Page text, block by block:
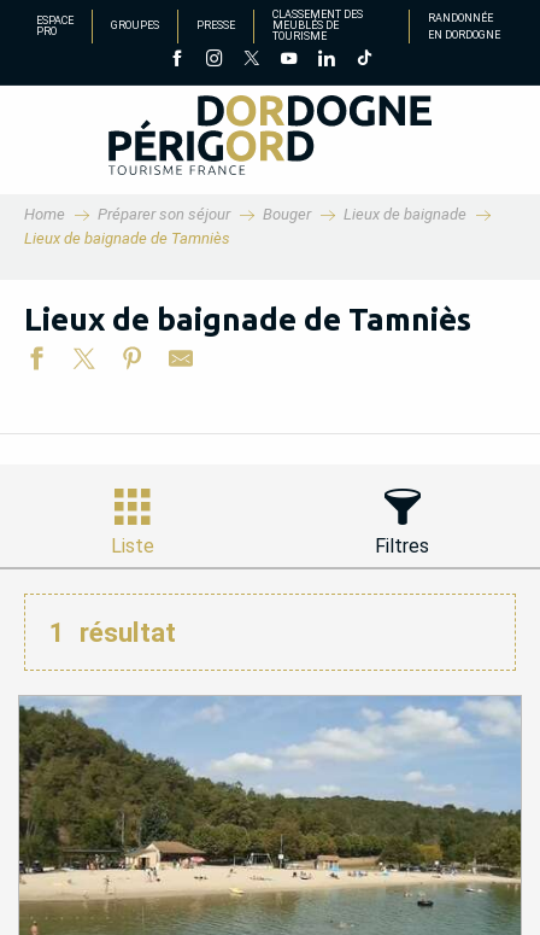
AllerESPACE
PRO
GROUPES PRESSE
CLASSEMENT DES
MEUBLÉS DE
TOURISME
RANDONNÉE
EN DORDOGNE
Home Préparer son séjour Bouger
Lieux de baignade
Lieux de baignade de Tamniès
Lieux de baignade de Tamniès
Liste Filtres
1 résultat